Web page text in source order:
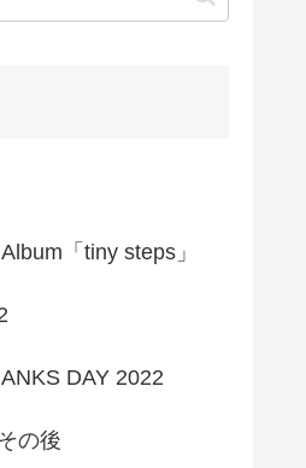
「tiny steps」
DAY 2022
の後